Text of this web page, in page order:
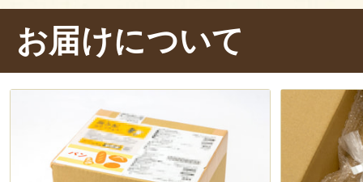
と、良い香りが漂ってきました〜。
バンズに切れ目を入れて、ひじき
だきま〜す。う〜ん、しっとりも
もちもちした食感に仕上がるんで
も感じられて、ひじきとの相性も
お届けについて